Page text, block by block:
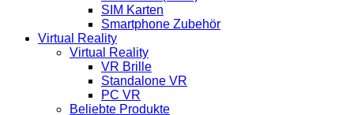
SIM Karten
Smartphone Zubehör
Virtual Reality
Virtual Reality
VR Brille
Standalone VR
PC VR
Beliebte Produkte